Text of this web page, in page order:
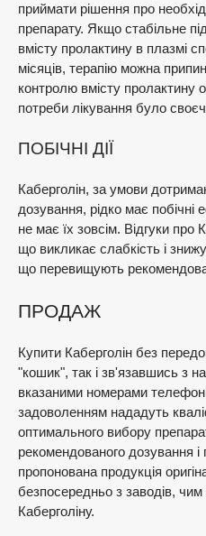
приймати рішення про
препарату. Якщо стабільне
вмісту пролактину в плазмі
місяців, терапію можна
контролю вмісту пролактину
потреби лікування було
ПОБІЧНІ ДІЇ
Каберголін, за умови
дозування, рідко має побічні
не має їх зовсім. Відгуки про
що викликає слабкість і
що перевищують
ПРОДАЖ
Купити Каберголін без
"кошик", так і зв'язавшись з
вказаними номерами
задоволенням нададуть
оптимального вибору
рекомендованого дозування
пропонована продукція
безпосередньо з заводів,
Каберголіну.